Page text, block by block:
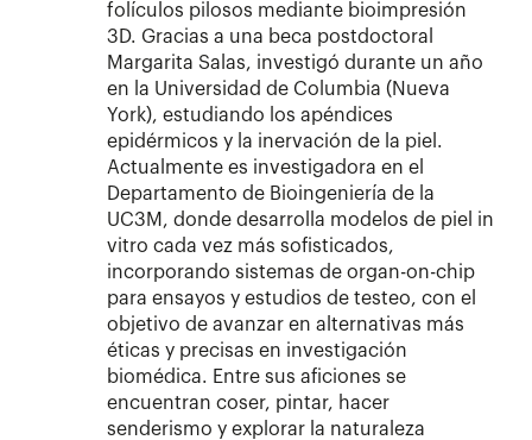
folículos pilosos mediante bioimpresión
3D. Gracias a una beca postdoctoral
Margarita Salas, investigó durante un año
en la Universidad de Columbia (Nueva
York), estudiando los apéndices
epidérmicos y la inervación de la piel.
Actualmente es investigadora en el
Departamento de Bioingeniería de la
UC3M, donde desarrolla modelos de piel in
vitro cada vez más sofisticados,
incorporando sistemas de organ-on-chip
para ensayos y estudios de testeo, con el
objetivo de avanzar en alternativas más
éticas y precisas en investigación
biomédica. Entre sus aficiones se
encuentran coser, pintar, hacer
senderismo y explorar la naturaleza